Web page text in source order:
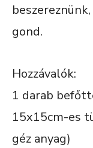
gond.
Hozzávalók:
1 darab
15x15cm-es
géz anyag)